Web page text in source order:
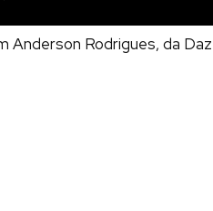
Rodrigues, da